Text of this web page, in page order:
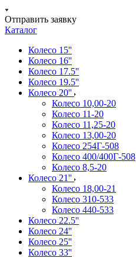
Отправить заявку
Каталог
Колесо 15''
Колесо 16''
Колесо 17.5''
Колесо 19.5''
Колесо 20''
Колесо 10,00-20
Колесо 11-20
Колесо 11,25-20
Колесо 13,00-20
Колесо 254Г-508
Колесо 400/400Г-508
Колесо 8,5-20
Колесо 21''
Колесо 18,00-21
Колесо 310-533
Колесо 440-533
Колесо 22.5''
Колесо 24''
Колесо 25''
Колесо 33''